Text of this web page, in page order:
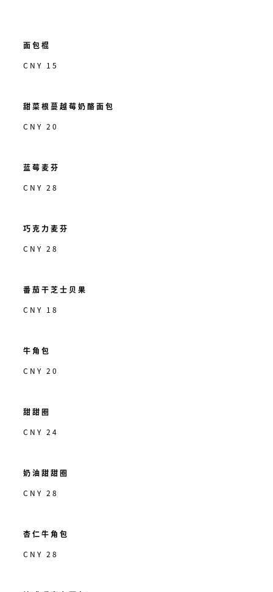
面包棍
CNY 15
甜菜根蔓越莓奶酪面包
CNY 20
蓝莓麦芬
CNY 28
巧克力麦芬
CNY 28
番茄干芝士贝果
CNY 18
牛角包
CNY 20
甜甜圈
CNY 24
奶油甜甜圈
CNY 28
杏仁牛角包
CNY 28